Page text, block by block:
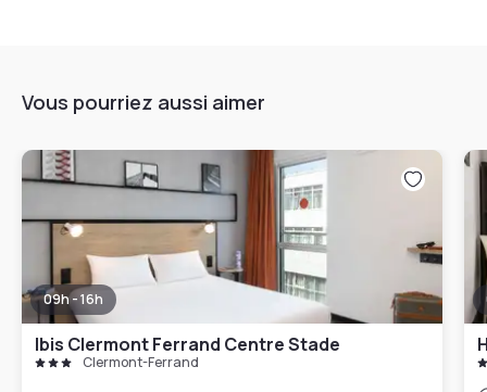
Vous pourriez aussi aimer
09h - 16h
Ibis Clermont Ferrand Centre Stade
Clermont-Ferrand